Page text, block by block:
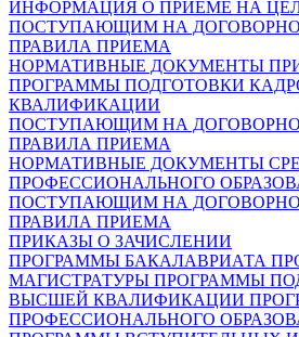
ИНФОРМАЦИЯ О ПРИЕМЕ НА
ПОСТУПАЮЩИМ НА
ПРАВИЛА ПРИЕМА
НОРМАТИВНЫЕ ДОКУМЕНТЫ
ПРОГРАММЫ ПОДГОТОВКИ
КВАЛИФИКАЦИИ
ПОСТУПАЮЩИМ НА
ПРАВИЛА ПРИЕМА
НОРМАТИВНЫЕ ДОКУМЕНТЫ
ПРОФЕССИОНАЛЬНОГО
ПОСТУПАЮЩИМ НА
ПРАВИЛА ПРИЕМА
ПРИКАЗЫ О ЗАЧИСЛЕНИИ
ПРОГРАММЫ БАКАЛАВРИАТА
МАГИСТРАТУРЫ ПРОГРАММЫ
ВЫСШЕЙ КВАЛИФИКАЦИИ
ПРОФЕССИОНАЛЬНОГО